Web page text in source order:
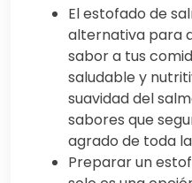
El estofado de
alternativa para
sabor a tus
saludable y
suavidad del
sabores que
agrado de toda
Preparar un